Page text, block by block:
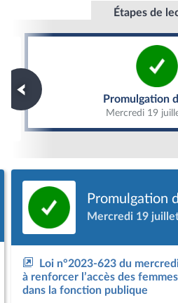
Étapes de
Promulgation
Mercredi 19
Promulgation
Promulgation
Mercredi 19
Loi n°2023-623 du
à renforcer l’accès des
dans la fonction publique